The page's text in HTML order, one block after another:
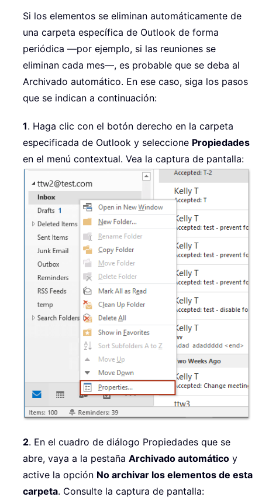
Si los elementos se eliminan automáticamente de
una carpeta específica de Outlook de forma
periódica —por ejemplo, si las reuniones se
eliminan cada mes—, es probable que se deba al
Archivado automático. En ese caso, siga los pasos
que se indican a continuación:
1. Haga clic con el botón derecho en la carpeta
especificada de Outlook y seleccione Propiedades
en el menú contextual. Vea la captura de pantalla:
2. En el cuadro de diálogo Propiedades que se
abre, vaya a la pestaña Archivado automático y
active la opción No archivar los elementos de esta
carpeta. Consulte la captura de pantalla: